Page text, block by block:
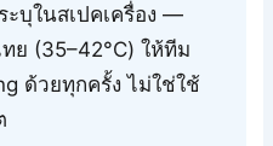
ะบุในสเปคเครื่อง —
ย (35–42°C) ให้ทีม
ด้วยทุกครั้ง ไม่ใช่ใช้